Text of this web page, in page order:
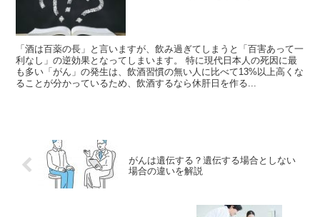
「酒は百薬の長」と言いますが、飲み過ぎてしまうと「百害あって一
利なし」の逆効果となってしまいます。 特に現代日本人の死因に最
も多い「がん」の発生は、飲酒習慣の無い人に比べて13%以上高くな
ることが分かっているため、飲酒するなら休肝日を作る...
がんは遺伝する？遺伝する場合としない
場合の違いを解説